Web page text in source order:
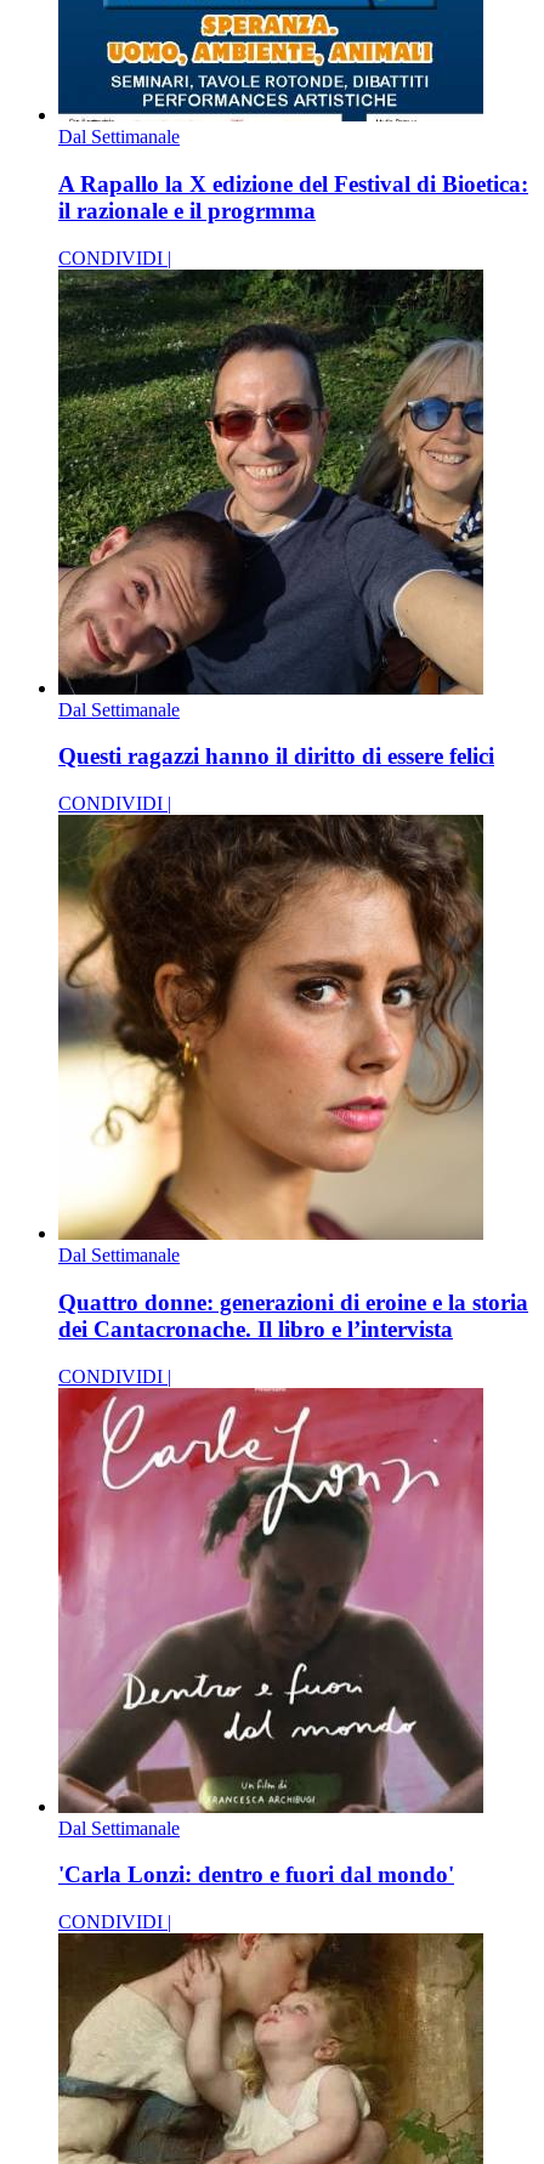
Dal Settimanale
A Rapallo la X edizione del Festival di Bioetica:
il razionale e il progrmma
CONDIVIDI |
Dal Settimanale
Questi ragazzi hanno il diritto di essere felici
CONDIVIDI |
Dal Settimanale
Quattro donne: generazioni di eroine e la storia
dei Cantacronache. Il libro e l’intervista
CONDIVIDI |
Dal Settimanale
'Carla Lonzi: dentro e fuori dal mondo'
CONDIVIDI |